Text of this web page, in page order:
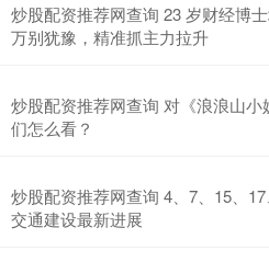
炒股配资推荐网查询 23 岁财经博
万别犹豫，精准抓主力拉升
炒股配资推荐网查询 对《浪浪山
们怎么看？
炒股配资推荐网查询 4、7、15、
交通建设最新进展